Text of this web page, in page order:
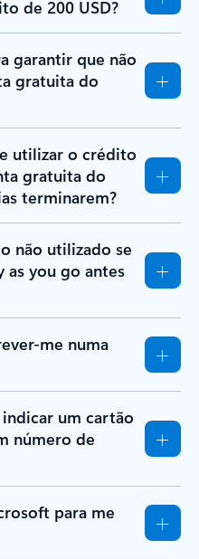
de 200 USD?
garantir que não
gratuita do
utilizar o crédito
gratuita do
terminarem?
não utilizado se
as you go antes
me numa
um cartão
número de
para me